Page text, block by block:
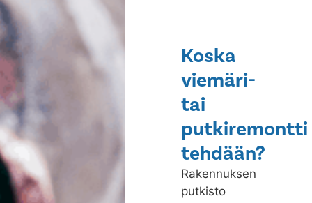
Koska
viemäri-
tai
putkiremontti
tehdään?
Rakennuksen
putkisto